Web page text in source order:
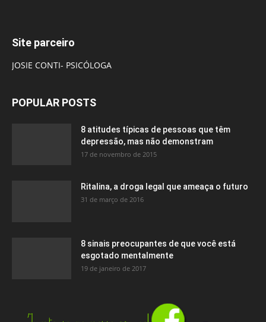
Site parceiro
JOSIE CONTI- PSICÓLOGA
POPULAR POSTS
8 atitudes típicas de pessoas que têm
depressão, mas não demonstram
17 de novembro de 2015
Ritalina, a droga legal que ameaça o futuro
31 de março de 2016
8 sinais preocupantes de que você está
esgotado mentalmente
19 de janeiro de 2017